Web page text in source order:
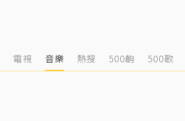
電視 音樂 熱搜 500齣 500歌